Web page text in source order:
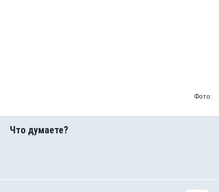
Фото: